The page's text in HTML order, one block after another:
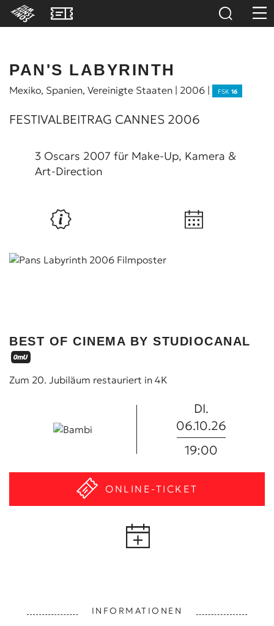
PAN'S LABYRINTH
Mexiko, Spanien, Vereinigte Staaten | 2006 | FSK 16
FESTIVALBEITRAG CANNES 2006
3 Oscars 2007 für Make-Up, Kamera &
Art-Direction
BEST OF CINEMA BY STUDIOCANAL
Zum 20. Jubiläum restauriert in 4K
DI.
06.10.26
19:00
ONLINE-TICKET
KAUFEN!
INFORMATIONEN